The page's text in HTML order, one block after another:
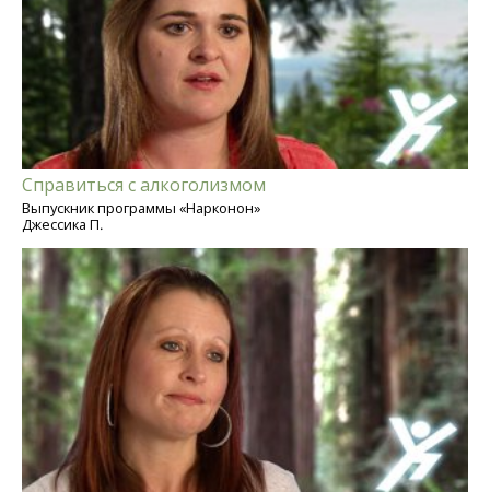
Справиться с алкоголизмом
Выпускник программы «Нарконон»
Джессика П.